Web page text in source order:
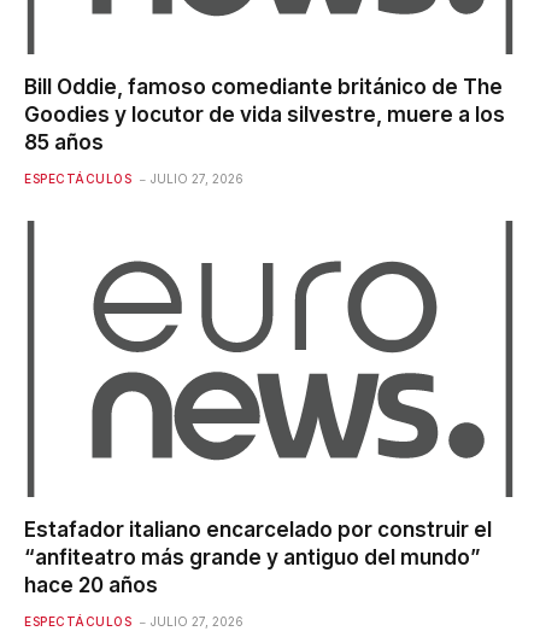
Bill Oddie, famoso comediante británico de The
Goodies y locutor de vida silvestre, muere a los
85 años
ESPECTÁCULOS JULIO 27, 2026
Estafador italiano encarcelado por construir el
“anfiteatro más grande y antiguo del mundo”
hace 20 años
ESPECTÁCULOS JULIO 27, 2026